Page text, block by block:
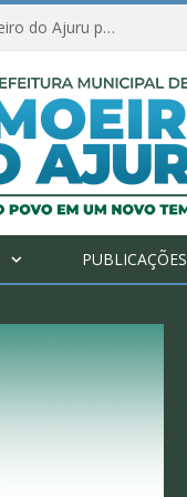
Ações de combate à Covid-19 na região ribeirinha de Limoeiro do Ajuru continuam
PUBLICAÇÕES